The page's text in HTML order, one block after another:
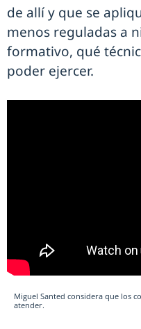
de allí y que se
menos reguladas a
formativo, qué
poder ejercer.
Miguel Santed considera que los
atender.